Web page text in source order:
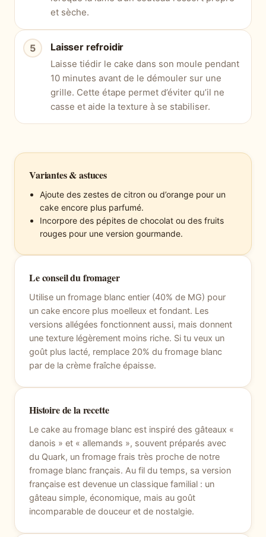
et sèche.
Laisser refroidir
Laisse tiédir le cake dans son moule pendant
10 minutes avant de le démouler sur une
grille. Cette étape permet d’éviter qu’il ne
casse et aide la texture à se stabiliser.
Variantes & astuces
Ajoute des zestes de citron ou d’orange pour un
cake encore plus parfumé.
Incorpore des pépites de chocolat ou des fruits
rouges pour une version gourmande.
Le conseil du fromager
Utilise un fromage blanc entier (40% de MG) pour
un cake encore plus moelleux et fondant. Les
versions allégées fonctionnent aussi, mais donnent
une texture légèrement moins riche. Si tu veux un
goût plus lacté, remplace 20% du fromage blanc
par de la crème fraîche épaisse.
Histoire de la recette
Le cake au fromage blanc est inspiré des gâteaux «
danois » et « allemands », souvent préparés avec
du Quark, un fromage frais très proche de notre
fromage blanc français. Au fil du temps, sa version
française est devenue un classique familial : un
gâteau simple, économique, mais au goût
incomparable de douceur et de nostalgie.